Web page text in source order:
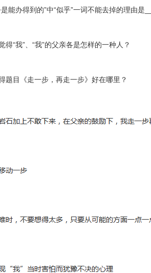
能办得到的”中“似乎”一词不能去掉的理由是
得“我”、“我”的父亲各是怎样的一种人？
题目《走一步，再走一步》好在哪里？